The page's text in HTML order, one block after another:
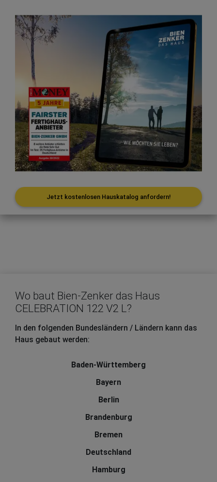
Jetzt kostenlosen Hauskatalog anfordern!
Wo baut Bien-Zenker das Haus
CELEBRATION 122 V2 L?
In den folgenden Bundesländern / Ländern kann das
Haus gebaut werden:
Baden-Württemberg
Bayern
Berlin
Brandenburg
Bremen
Deutschland
Hamburg